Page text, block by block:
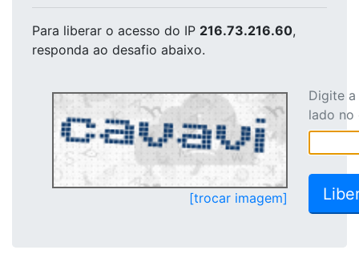
Para liberar o acesso do IP 216.73.216.60,
responda ao desafio abaixo.
[trocar imagem]
Digite
lado no